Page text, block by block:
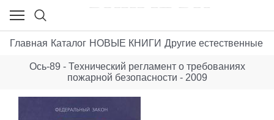
Главная Каталог НОВЫЕ КНИГИ Другие естественные
Ось-89 - Технический регламент о требованиях
пожарной безопасности - 2009